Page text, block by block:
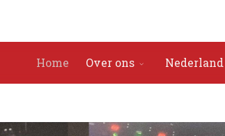
Home Over ons Nederland